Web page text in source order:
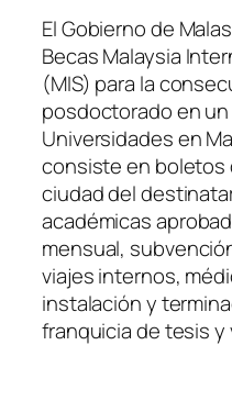
El Gobierno de
Becas Malaysia
(MIS) para la
posdoctorado en
Universidades en
consiste en boletos
ciudad del
académicas
mensual,
viajes internos,
instalación y
franquicia de tesis y